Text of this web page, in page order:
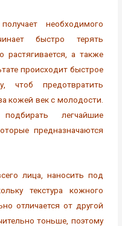
необходимого
быстро терять
растягивается, а также
происходит быстрое
чтоб предотвратить
кожей век с молодости.
легчайшие
предназначаются
лица, наносить под
текстура кожного
отличается от другой
тоньше, поэтому